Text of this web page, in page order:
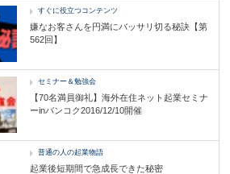
すぐに役立つコンテンツ
嫌なお客さんを円満にバッサリ切る秘訣【第
562回】
セミナー＆勉強会
【70名満員御礼】海外在住ネット起業セミナ
ーinバンコク2016/12/10開催
普通の人の起業物語
起業後短期間で急成長できた秘密